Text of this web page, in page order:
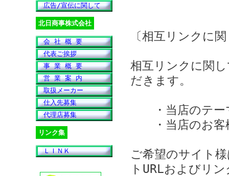
広告/宣伝に関して
北日商事株式会社
会 社 概 要
代表ご挨拶
事 業 概 要
営 業 案 内
取扱メーカー
仕入先募集
代理店募集
リンク集
ＬＩＮＫ
〔相互リンクに
相互リンクに関
だきます。
・当店のテー
・当店のお客
ご希望のサイト
トURLおよびリ